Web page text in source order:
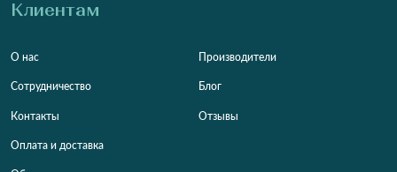
Клиентам
О нас
Сотрудничество
Контакты
Оплата и доставка
Производители
Блог
Отзывы